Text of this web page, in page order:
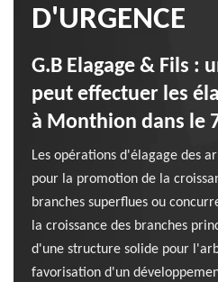
D'URGENCE
G.B Elagage & Fils :
peut effectuer les
à Monthion dans le
Les opérations d'élagage des
pour la promotion de la
branches superflues ou
la croissance des branches
d'une structure solide pour
favorisation d'un